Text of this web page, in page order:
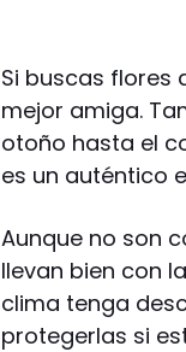
Si buscas flores
mejor amiga.
otoño hasta el
es un auténtico
Aunque no son
llevan bien con
clima tenga
protegerlas si